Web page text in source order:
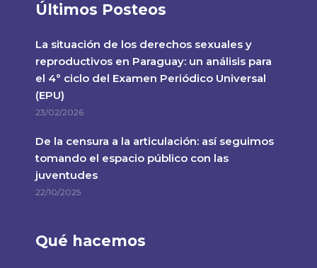
Últimos Posteos
La situación de los derechos sexuales y
reproductivos en Paraguay: un análisis para
el 4° ciclo del Examen Periódico Universal
(EPU)
23/02/2026
De la censura a la articulación: así seguimos
tomando el espacio público con las
juventudes
22/10/2025
Qué hacemos